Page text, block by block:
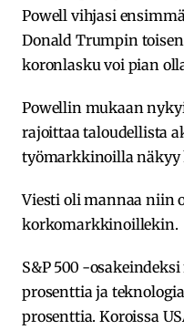
Powell vihjasi
Donald Trumpin
koronlasku voi pian
Powellin mukaan
rajoittaa taloudellista
työmarkkinoilla näkyy
Viesti oli mannaa niin
korkomarkkinoillekin.
S&P 500 -
prosenttia ja
prosenttia. Koroissa